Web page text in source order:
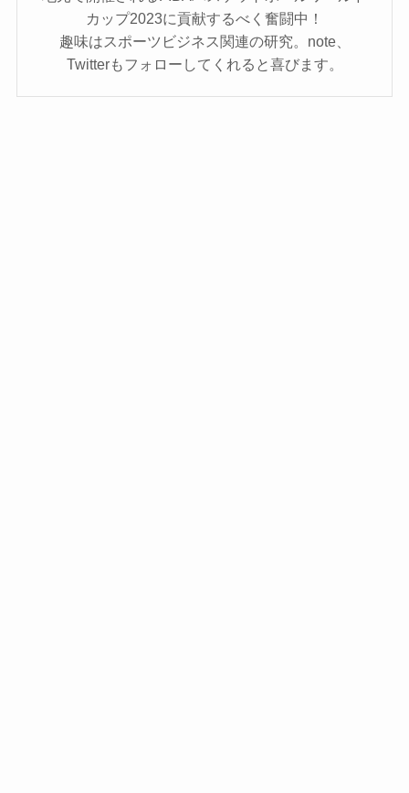
カップ2023に貢献するべく奮闘中！
趣味はスポーツビジネス関連の研究。note、
Twitterもフォローしてくれると喜びます。